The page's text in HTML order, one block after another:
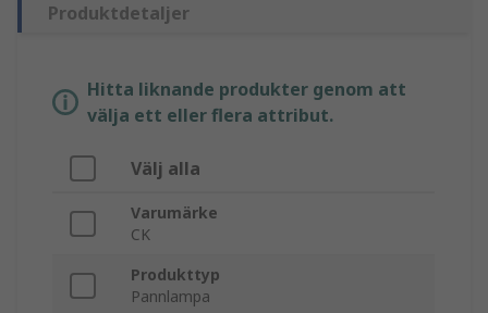
Produktdetaljer
Hitta liknande produkter genom att
välja ett eller flera attribut.
Välj alla
Varumärke
CK
Produkttyp
Pannlampa